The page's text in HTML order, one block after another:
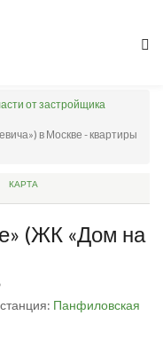
от застройщика
в Москве - квартиры
КАРТА
(ЖК «Дом на
Панфиловская